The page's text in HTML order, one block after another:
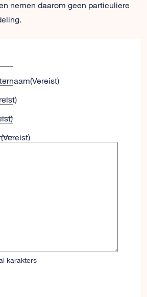
nemen daarom geen particuliere
(Vereist)
(Vereist)
karakters